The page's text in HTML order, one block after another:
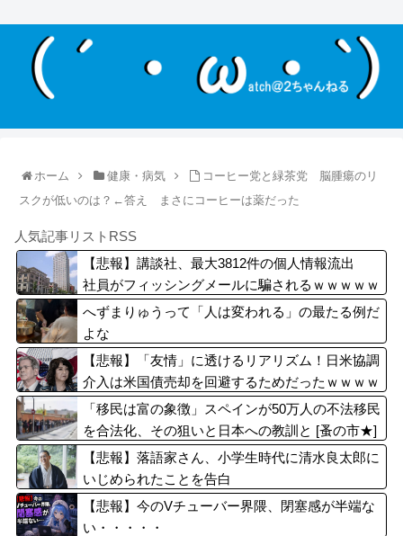
ホーム 健康・病気
コーヒー党と緑茶党 脳腫瘍のリ
スクが低いのは？←答え まさにコーヒーは薬だった
人気記事リストRSS
【悲報】講談社、最大3812件の個人情報流出
社員がフィッシングメールに騙されるｗｗｗｗｗ
ｗｗ
へずまりゅうって「人は変われる」の最たる例だ
よな
【悲報】「友情」に透けるリアリズム！日米協調
介入は米国債売却を回避するためだったｗｗｗｗ
ｗｗｗ
「移民は富の象徴」スペインが50万人の不法移民
を合法化、その狙いと日本への教訓と [蚤の市★]
【悲報】落語家さん、小学生時代に清水良太郎に
いじめられたことを告白
【悲報】今のVチューバー界隈、閉塞感が半端な
い・・・・・